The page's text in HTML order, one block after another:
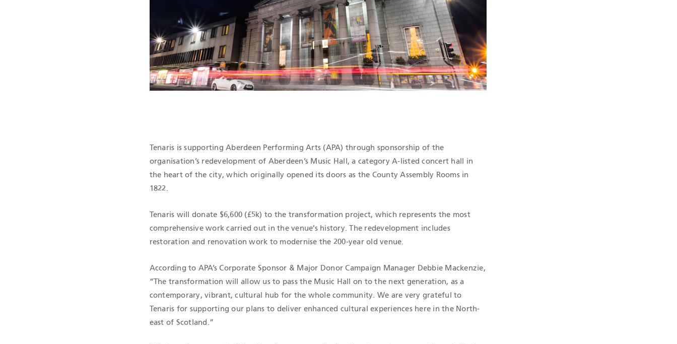
CERTIFICACIONES QHSE
Tenaris is supporting Aberdeen Performing Arts (APA) through sponsorship of the
organisation’s redevelopment of Aberdeen’s Music Hall, a category A-listed concert hall in
the heart of the city, which originally opened its doors as the County Assembly Rooms in
1822.
Tenaris will donate $6,600 (£5k) to the transformation project, which represents the most
comprehensive work carried out in the venue’s history. The redevelopment includes
restoration and renovation work to modernise the 200-year old venue.
According to APA’s Corporate Sponsor & Major Donor Campaign Manager Debbie Mackenzie,
“The transformation will allow us to pass the Music Hall on to the next generation, as a
contemporary, vibrant, cultural hub for the whole community. We are very grateful to
Tenaris for supporting our plans to deliver enhanced cultural experiences here in the North-
east of Scotland.”